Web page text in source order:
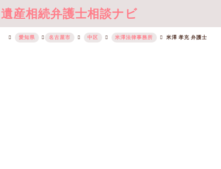
遺産相続弁護士相談ナビ
愛知県 名古屋市 中区 米澤法律事務所 米澤 孝充 弁護士